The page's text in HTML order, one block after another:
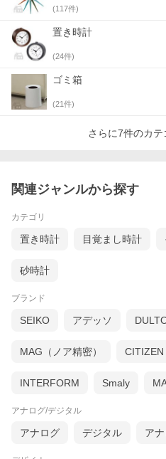
(117件)
置き時計
(24件)
ゴミ箱
(21件)
さらに7件のカテ
関連ジャンルから探す
カテゴリ
置き時計 目覚まし時計
砂時計
ブランド
SEIKO アデッソ
MAG（ノア精密） CITIZEN
INTERFORM Smaly
アナログ/デジタル
アナログ デジタル ア